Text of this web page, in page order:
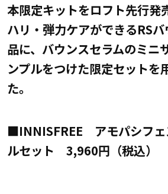
本限定キットをロフト先行発
ハリ・弾力ケアができるRS
品に、バウンスセラムのミニ
ンプルをつけた限定セットを
た。
■INNISFREE アモパシフェ
ルセット 3,960円（税込）